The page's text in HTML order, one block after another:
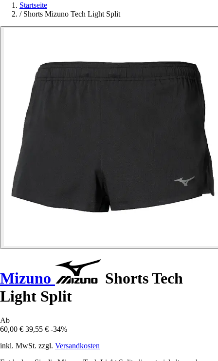
Startseite
/ Shorts Mizuno Tech Light Split
Mizuno
Shorts Tech
Light Split
Ab
60,00 € 39,55 € -34%
inkl. MwSt. zzgl. Versandkosten